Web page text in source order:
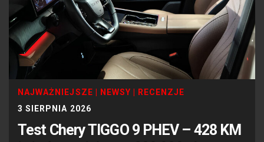
NAJWAŻNIEJSZE NEWSY
RECENZJE
3 SIERPNIA 2026
Test Chery TIGGO 9 PHEV – 428 KM